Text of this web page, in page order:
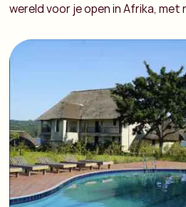
wereld voor je open in Afrika, met